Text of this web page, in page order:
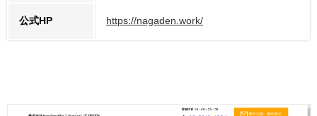
公式HP https://nagaden.work/